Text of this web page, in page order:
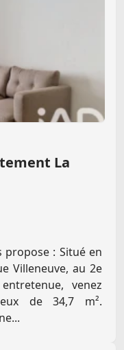
La
propose : Situé en
Villeneuve, au 2e
venez
de 34,7 m².